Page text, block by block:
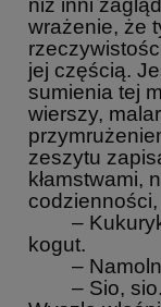
wrażenie, że
jej częścią.
sumienia tej
wierszy,
zeszytu
kłamstwami,
–
kogut.
– Namolne
– Sio, sio.